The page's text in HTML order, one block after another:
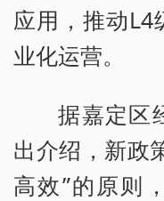
应用，推动L4
业化运营。
据嘉定区
出介绍，新政
高效”的原则